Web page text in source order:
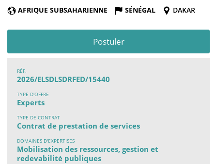
AFRIQUE SUBSAHARIENNE SÉNÉGAL DAKAR
Postuler
RÉF.
2026/ELSDLSDRFED/15440
TYPE D'OFFRE
Experts
TYPE DE CONTRAT
Contrat de prestation de services
DOMAINES D'EXPERTISES
Mobilisation des ressources, gestion et
redevabilité publiques